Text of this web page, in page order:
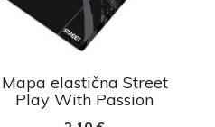
Mapa elastična Street
Play With Passion